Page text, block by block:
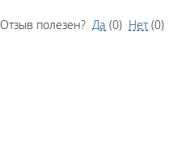
Отзыв полезен? Да (0) Нет (0)